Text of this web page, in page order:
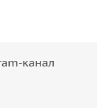
канал